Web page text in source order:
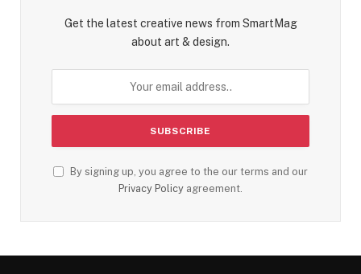
Get the latest creative news from SmartMag
about art & design.
By signing up, you agree to the our terms and our
Privacy Policy agreement.